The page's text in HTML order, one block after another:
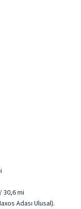
30,6 mi
Adası Ulusal).